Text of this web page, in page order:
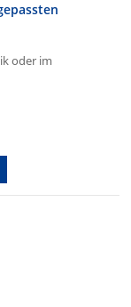
oder im